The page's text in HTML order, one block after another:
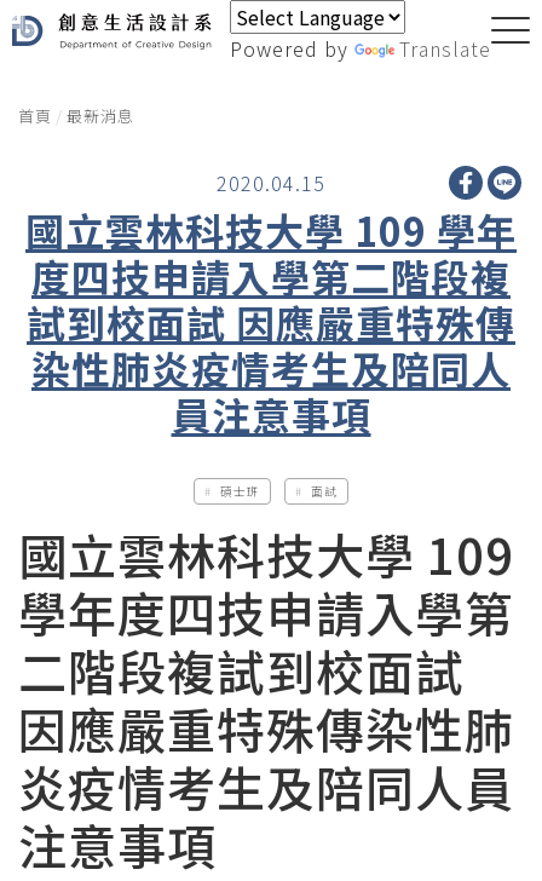
Powered by Translate
首頁 最新消息
2020.04.15
國立雲林科技大學 109 學年
度四技申請入學第二階段複
試到校面試 因應嚴重特殊傳
染性肺炎疫情考生及陪同人
員注意事項
碩士班 面試
國立雲林科技大學 109
學年度四技申請入學第
二階段複試到校面試
因應嚴重特殊傳染性肺
炎疫情考生及陪同人員
注意事項